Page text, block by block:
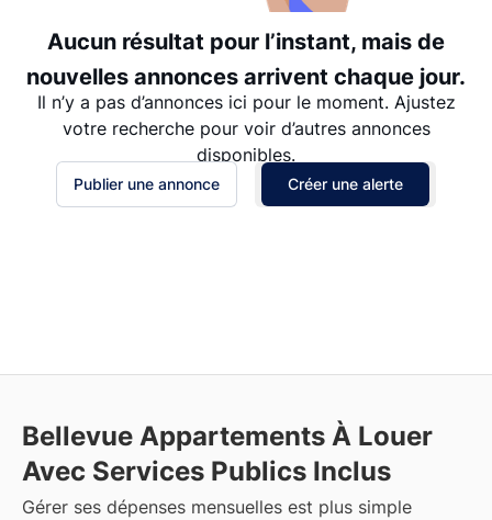
Aucun résultat pour l’instant, mais de
nouvelles annonces arrivent chaque jour.
Il n’y a pas d’annonces ici pour le moment. Ajustez
votre recherche pour voir d’autres annonces
disponibles.
Publier une annonce Créer une alerte
Bellevue Appartements À Louer
Avec Services Publics Inclus
Gérer ses dépenses mensuelles est plus simple